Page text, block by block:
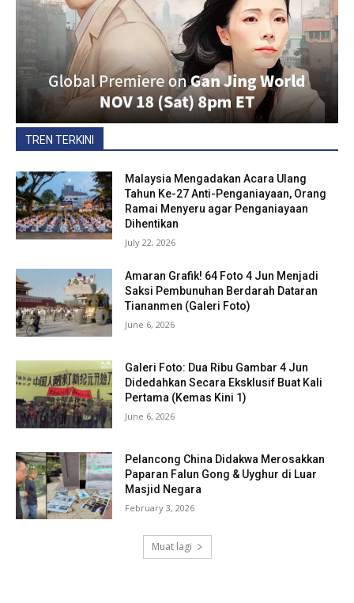
TREN TERKINI
Malaysia Mengadakan Acara Ulang
Tahun Ke-27 Anti-Penganiayaan, Orang
Ramai Menyeru agar Penganiayaan
Dihentikan
July 22, 2026
Amaran Grafik! 64 Foto 4 Jun Menjadi
Saksi Pembunuhan Berdarah Dataran
Tiananmen (Galeri Foto)
June 6, 2026
Galeri Foto: Dua Ribu Gambar 4 Jun
Didedahkan Secara Eksklusif Buat Kali
Pertama (Kemas Kini 1)
June 6, 2026
Pelancong China Didakwa Merosakkan
Paparan Falun Gong & Uyghur di Luar
Masjid Negara
February 3, 2026
Muat lagi